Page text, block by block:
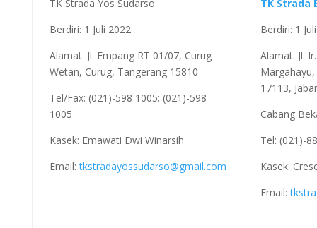
TK Strada Yos Sudarso
Berdiri: 1 Juli 2022
Alamat: Jl. Empang RT 01/07, Curug
Wetan, Curug, Tangerang 15810
Tel/Fax: (021)-598 1005; (021)-598
1005
Kasek: Emawati Dwi Winarsih
Email:tkstradayossudarso@gmail.com
TK Strada
Berdiri: 1
Alamat: Jl.
17113, Jabar
Cabang
Tel: (021)-
Kasek:
Email: